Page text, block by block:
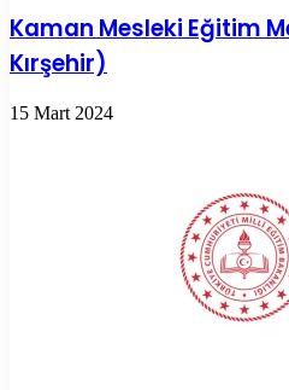
Kaman Mesleki Eğitim
Kırşehir)
15 Mart 2024